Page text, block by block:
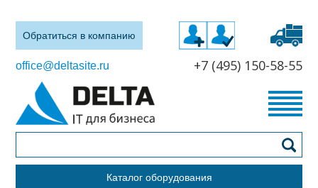
Обратиться в компанию
office@deltasite.ru +7 (495) 150-58-55
Каталог оборудования